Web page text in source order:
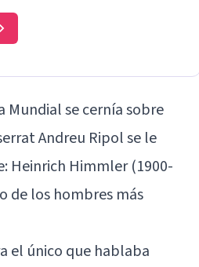
Mundial se cernía sobre
Andreu Ripol se le
Heinrich Himmler (1900-
de los hombres más
el único que hablaba